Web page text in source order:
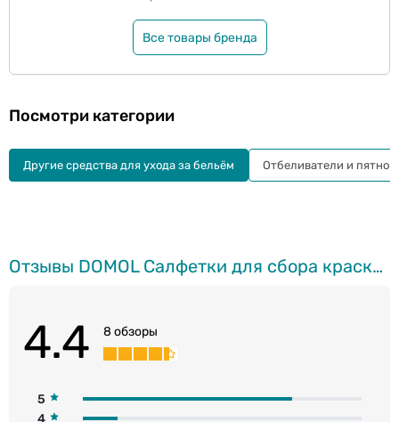
Все товары бренда
Отзывы DOMOL Cалфетки для сбора краски и частичек грязи во время стирки, 50шт.
4.4 8 обзоры
5
Посмотри категории
Другие cредства для ухода за бельём Отбеливатели и